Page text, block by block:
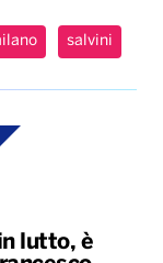
salvini
lutto, è